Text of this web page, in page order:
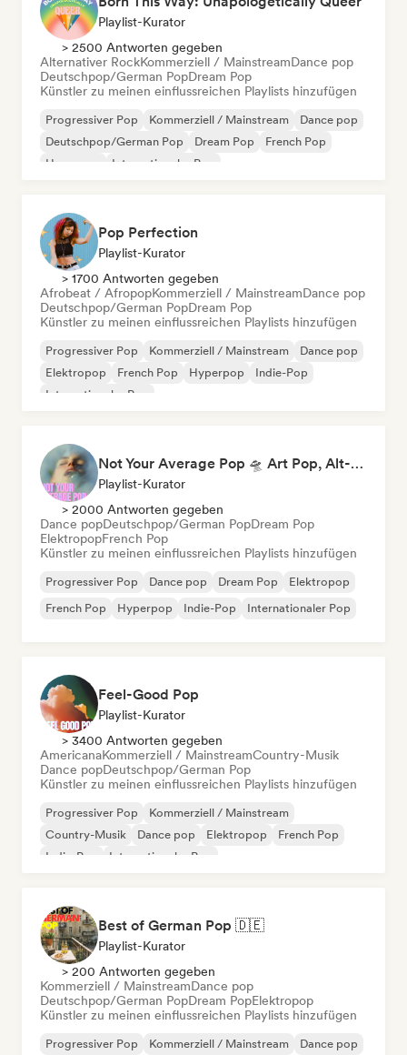
Playlist-Kurator
> 2500 Antworten gegeben
Alternativer RockKommerziell / MainstreamDance pop
Deutschpop/German PopDream Pop
Künstler zu meinen einflussreichen Playlists hinzufügen
Progressiver Pop Kommerziell / Mainstream
Dance pop
Deutschpop/German Pop
Dream Pop
French Pop
Hyperpop
Internationaler Pop
Pop Perfection
Playlist-Kurator
> 1700 Antworten gegeben
Afrobeat / AfropopKommerziell / MainstreamDance pop
Deutschpop/German PopDream Pop
Künstler zu meinen einflussreichen Playlists hinzufügen
Progressiver Pop Kommerziell / Mainstream
Dance pop
Elektropop
French Pop Hyperpop
Indie-Pop
Internationaler Pop
Not Your Average Pop 🛸 Art Pop, Alt-Pop & Indie Pop
Playlist-Kurator
> 2000 Antworten gegeben
Dance popDeutschpop/German PopDream Pop
ElektropopFrench Pop
Künstler zu meinen einflussreichen Playlists hinzufügen
Progressiver Pop Dance pop Dream Pop
Elektropop
French Pop
Hyperpop Indie-Pop Internationaler Pop
Feel-Good Pop
Playlist-Kurator
> 3400 Antworten gegeben
AmericanaKommerziell / MainstreamCountry-Musik
Dance popDeutschpop/German Pop
Künstler zu meinen einflussreichen Playlists hinzufügen
Progressiver Pop
Kommerziell / Mainstream
Country-Musik
Dance pop Elektropop
French Pop
Indie-Pop
Internationaler Pop
Best of German Pop 🇩🇪
Playlist-Kurator
> 200 Antworten gegeben
Kommerziell / MainstreamDance pop
Deutschpop/German PopDream PopElektropop
Künstler zu meinen einflussreichen Playlists hinzufügen
Progressiver Pop Kommerziell / Mainstream Dance pop